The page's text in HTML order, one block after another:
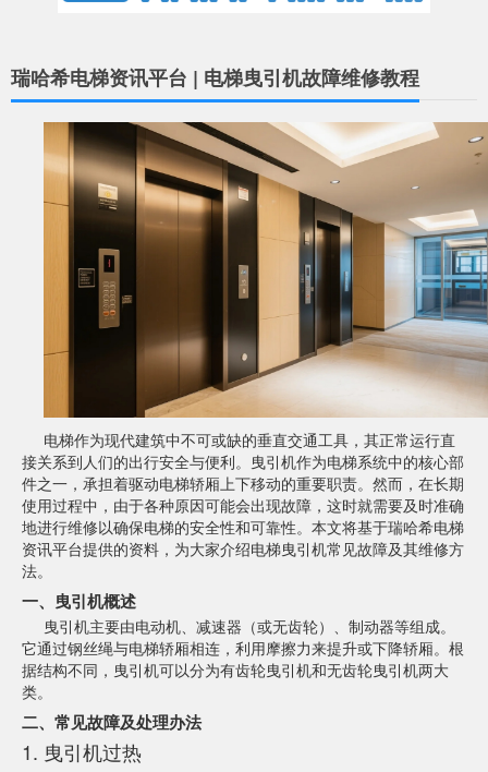
瑞哈希电梯资讯平台 | 电梯曳引机故障维修教程
电梯作为现代建筑中不可或缺的垂直交通工具，其正常运行直
接关系到人们的出行安全与便利。曳引机作为电梯系统中的核心部
件之一，承担着驱动电梯轿厢上下移动的重要职责。然而，在长期
使用过程中，由于各种原因可能会出现故障，这时就需要及时准确
地进行维修以确保电梯的安全性和可靠性。本文将基于瑞哈希电梯
资讯平台提供的资料，为大家介绍电梯曳引机常见故障及其维修方
法。
一、曳引机概述
曳引机主要由电动机、减速器（或无齿轮）、制动器等组成。
它通过钢丝绳与电梯轿厢相连，利用摩擦力来提升或下降轿厢。根
据结构不同，曳引机可以分为有齿轮曳引机和无齿轮曳引机两大
类。
二、常见故障及处理办法
1. 曳引机过热